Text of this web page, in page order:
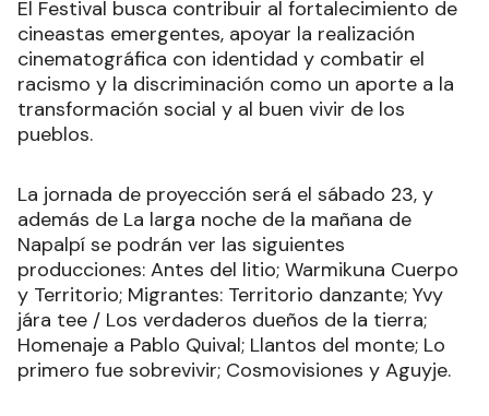
El Festival busca contribuir al fortalecimiento de
cineastas emergentes, apoyar la realización
cinematográfica con identidad y combatir el
racismo y la discriminación como un aporte a la
transformación social y al buen vivir de los
pueblos.
La jornada de proyección será el sábado 23, y
además de La larga noche de la mañana de
Napalpí se podrán ver las siguientes
producciones: Antes del litio; Warmikuna Cuerpo
y Territorio; Migrantes: Territorio danzante; Yvy
jára tee / Los verdaderos dueños de la tierra;
Homenaje a Pablo Quival; Llantos del monte; Lo
primero fue sobrevivir; Cosmovisiones y Aguyje.